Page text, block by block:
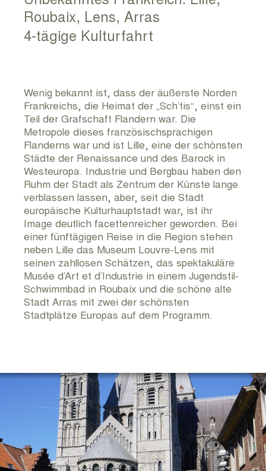
RUNDUM KULTUR ARCHIV
KONTAKT
Roubaix, Lens, Arras
4-tägige Kulturfahrt
Wenig bekannt ist, dass der äußerste Norden
Frankreichs, die Heimat der „Sch’tis“, einst ein
Teil der Grafschaft Flandern war. Die
Metropole dieses französischsprachigen
Flanderns war und ist Lille, eine der schönsten
Städte der Renaissance und des Barock in
Westeuropa. Industrie und Bergbau haben den
Ruhm der Stadt als Zentrum der Künste lange
verblassen lassen, aber, seit die Stadt
europäische Kulturhauptstadt war, ist ihr
Image deutlich facettenreicher geworden. Bei
einer fünftägigen Reise in die Region stehen
neben Lille das Museum Louvre-Lens mit
seinen zahllosen Schätzen, das spektakuläre
Musée d’Art et d’Industrie in einem Jugendstil-
Schwimmbad in Roubaix und die schöne alte
Stadt Arras mit zwei der schönsten
Stadtplätze Europas auf dem Programm.